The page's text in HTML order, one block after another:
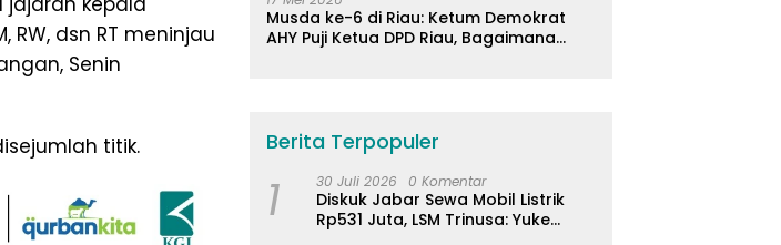
dsn RT meninjau
Senin
titik.
Musda ke-6 di Riau: Ketum Demokrat
AHY Puji Ketua DPD Riau, Bagaimana
Berita Terpopuler
1 30 Juli 2026 0 Komentar
Diskuk Jabar Sewa Mobil Listrik
Rp531 Juta, LSM Trinusa: Yuke